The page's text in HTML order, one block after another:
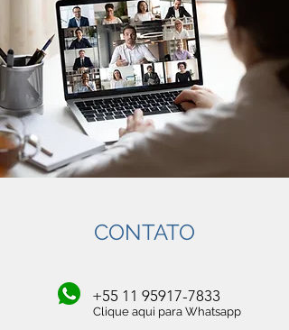
CONTATO
Clique aqui para Whatsapp
+55 11 95917-7833